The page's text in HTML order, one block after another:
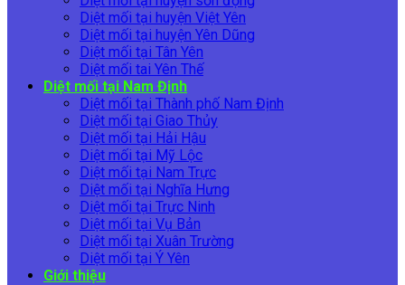
Diệt mối tại huyện Việt Yên
Diệt mối tại huyện Yên Dũng
Diệt mối tại Tân Yên
Diệt mối tai Yên Thế
Diệt mối tại Nam Định
Diệt mối tại Thành phố Nam Định
Diệt mối tại Giao Thủy
Diệt mối tại Hải Hậu
Diệt mối tại Mỹ Lộc
Diệt mối tại Nam Trực
Diệt mối tại Nghĩa Hưng
Diệt mối tại Trực Ninh
Diệt mối tại Vụ Bản
Diệt mối tại Xuân Trường
Diệt mối tại Ý Yên
Giới thiệu